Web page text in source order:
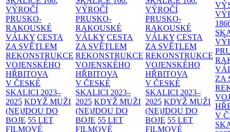
VÝROČÍ
PRUSKO-
RAKOUSKÉ
VÁLKY CESTA
ZA SVĚTLEM
REKONSTRUKCE
VOJENSKÉHO
HŘBITOVA
V ČESKÉ
SKALICI 2023–
2025 KDYŽ MUŽI
(NE)JDOU DO
BOJE 55 LET
FILMOVÉ
VÝROČÍ
PRUSKO-
RAKOUSKÉ
VÁLKY CESTA
ZA SVĚTLEM
REKONSTRUKCE
VOJENSKÉHO
HŘBITOVA
V ČESKÉ
SKALICI 2023–
2025 KDYŽ MUŽI
(NE)JDOU DO
BOJE 55 LET
FILMOVÉ
VÝROČÍ
PRUSKO-
RAKOUSKÉ
VÁLKY CESTA
ZA SVĚTLEM
REKONSTRUKCE
VOJENSKÉHO
HŘBITOVA
V ČESKÉ
SKALICI 2023–
2025 KDYŽ MUŽI
(NE)JDOU DO
BOJE 55 LET
FILMOVÉ
ZA
V